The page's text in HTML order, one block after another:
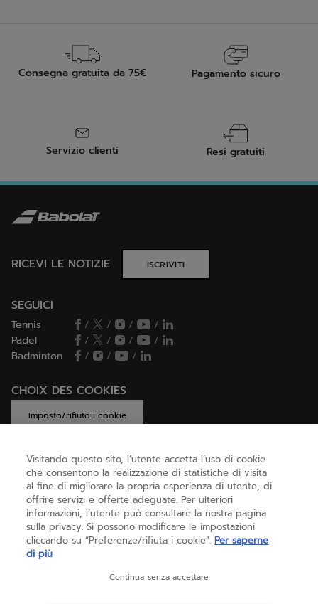
Consegna gratuita da 75€ Pagamento sicuro
Servizio clienti Resi gratuiti
RICEVI LE NOTIZIE ISCRIVITI
SEGUICI
Tennis / / /
/
Padel
/ / /
/
Badminton
/ / /
CHOIX DES COOKIES
Imposto/rifiuto i cookie
AIUTO
CHI SIAMO
Visitando questo sito, l’utente accetta l’uso di cookie
che consentono la realizzazione di statistiche di visita
al fine di migliorare la propria esperienza di utente, di
offrire servizi e offerte adeguate. Per ulteriori
informazioni, l’utente può consultare la nostra pagina
sulla privacy. Si possono modificare le impostazioni
cliccando su “Preferenze/rifiuta i cookie”. Per saperne
di più
Continua senza accettare